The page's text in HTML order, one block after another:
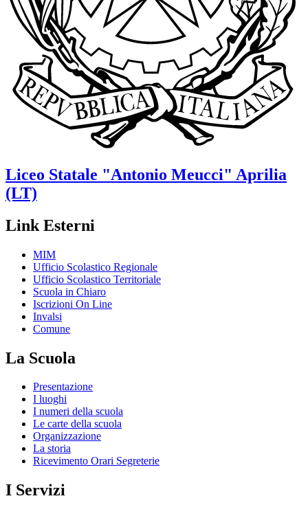
Liceo Statale "Antonio Meucci" Aprilia
(LT)
Link Esterni
MIM
Ufficio Scolastico Regionale
Ufficio Scolastico Territoriale
Scuola in Chiaro
Iscrizioni On Line
Invalsi
Comune
La Scuola
Presentazione
I luoghi
I numeri della scuola
Le carte della scuola
Organizzazione
La storia
Ricevimento Orari Segreterie
I Servizi